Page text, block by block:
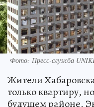
Фото: Пресс-служба
Жители
только квартиру,
будущем районе.